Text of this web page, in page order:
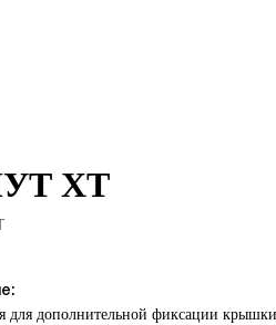
ХТ
для дополнительной фиксации